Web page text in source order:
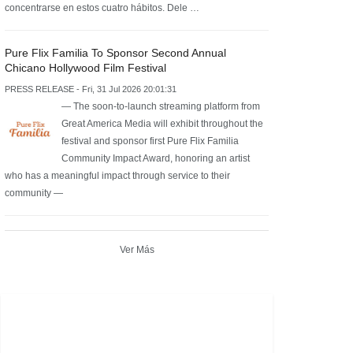
concentrarse en estos cuatro hábitos. Dele …
Pure Flix Familia To Sponsor Second Annual
Chicano Hollywood Film Festival
PRESS RELEASE - Fri, 31 Jul 2026 20:01:31
— The soon-to-launch streaming platform from
Great America Media will exhibit throughout the
festival and sponsor first Pure Flix Familia
Community Impact Award, honoring an artist
who has a meaningful impact through service to their
community —
Ver Más